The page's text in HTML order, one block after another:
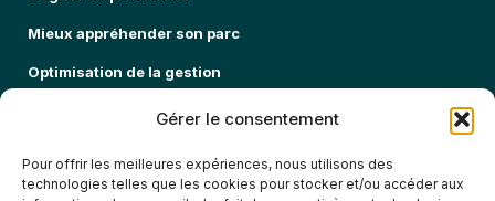
Gérer le consentement
Pour offrir les meilleures expériences, nous utilisons des
technologies telles que les cookies pour stocker et/ou accéder aux
Mieux appréhender son parc
Optimisation de la gestion
Sécuriser mon parc informatique
EXPERTISES